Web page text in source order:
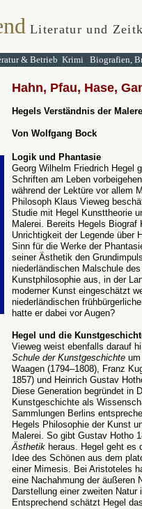
Literatur und
& Betrieb Krimi Biografien,
Hahn, Pfau, Hase,
Hegels Verständnis der
Von Wolfgang Bock
Logik und Phantasie
Georg Wilhelm Friedrich Hegel
Schriften am Leben
während der Lektüre vor allem
Philosoph Klaus Vieweg
Studie mit Hegel Kunsttheorie
Malerei. Bereits Hegels
Unrichtigkeit der Legende über
Sinn für die Werke der
seiner Ästhetik den
niederländischen Malschule
Kunstphilosophie aus, in der
moderner Kunst eingeschätzt
niederländischen
hatte er dabei vor Augen?
Hegel und die
Vieweg weist ebenfalls darauf
Schule der Kunstgeschichte
Waagen (1794–1808), Franz
1857) und Heinrich Gustav
Diese Generation begründet in
Kunstgeschichte als
Sammlungen Berlins
Hegels Philosophie der Kunst
Malerei. So gibt Gustav Hotho
Ästhetik heraus. Hegel geht es
Idee des Schönen aus dem
einer Mimesis. Bei Aristoteles
eine Nachahmung der äußeren
Darstellung einer zweiten
Entsprechend schätzt Hegel